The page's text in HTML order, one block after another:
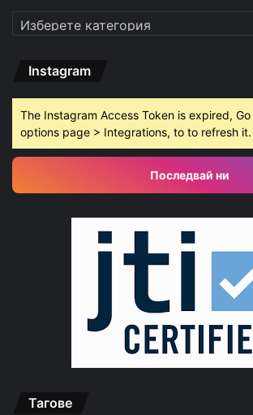
Категории
Instagram
The Instagram Access Token is expired,
options page > Integrations, to to refresh it.
Последвай ни
Тагове